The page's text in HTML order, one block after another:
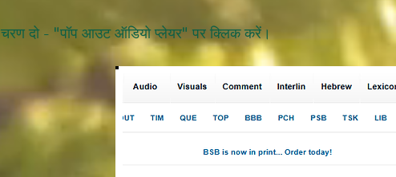
चरण दो - "पॉप आउट ऑडियो प्लेयर" पर क्लिक करें।